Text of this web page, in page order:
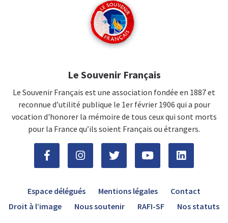
Le Souvenir Français
Le Souvenir Français est une association fondée en 1887 et
reconnue d’utilité publique le 1er février 1906 qui a pour
vocation d'honorer la mémoire de tous ceux qui sont morts
pour la France qu’ils soient Français ou étrangers.
Espace délégués Mentions légales
Contact
Droit à l’image
Nous soutenir RAFI-SF Nos statuts